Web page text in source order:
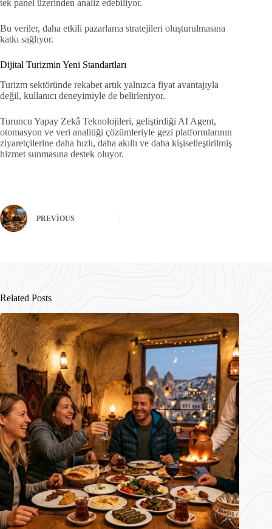
tek panel üzerinden analiz edebiliyor.
Bu veriler, daha etkili pazarlama stratejileri oluşturulmasına
katkı sağlıyor.
Dijital Turizmin Yeni Standartları
Turizm sektöründe rekabet artık yalnızca fiyat avantajıyla
değil, kullanıcı deneyimiyle de belirleniyor.
Turuncu Yapay Zekâ Teknolojileri, geliştirdiği AI Agent,
otomasyon ve veri analitiği çözümleriyle gezi platformlarının
ziyaretçilerine daha hızlı, daha akıllı ve daha kişiselleştirilmiş
hizmet sunmasına destek oluyor.
PREVIOUS
Related Posts